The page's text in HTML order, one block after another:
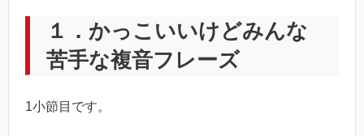
１．かっこいいけどみんな
苦手な複音フレーズ
1小節目です。